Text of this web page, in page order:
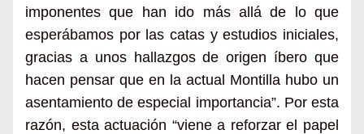
imponentes que han ido más allá de lo que
esperábamos por las catas y estudios iniciales,
gracias a unos hallazgos de origen íbero que
hacen pensar que en la actual Montilla hubo un
asentamiento de especial importancia”. Por esta
razón, esta actuación “viene a reforzar el papel